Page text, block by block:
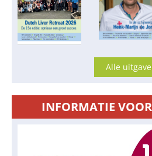
Alle
INFORMATIE